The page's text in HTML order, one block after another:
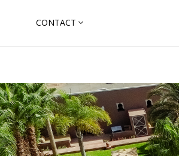
CONTACT